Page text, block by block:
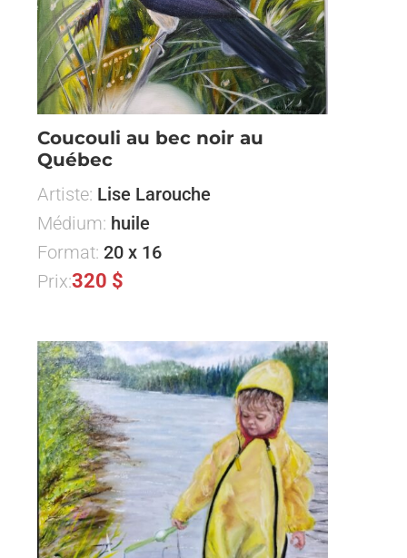
Coucouli au bec noir au
Québec
Artiste: Lise Larouche
Médium: huile
Format: 20 x 16
Prix:320 $